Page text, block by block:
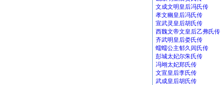
文成文明皇后冯氏传
孝文幽皇后冯氏传
宣武灵皇后胡氏传
西魏文帝文皇后乙弗氏传
齐武明皇后娄氏传
蠕蠕公主郁久闾氏传
彭城太妃尔朱氏传
冯翊太妃郑氏传
文宣皇后李氏传
武成皇后胡氏传